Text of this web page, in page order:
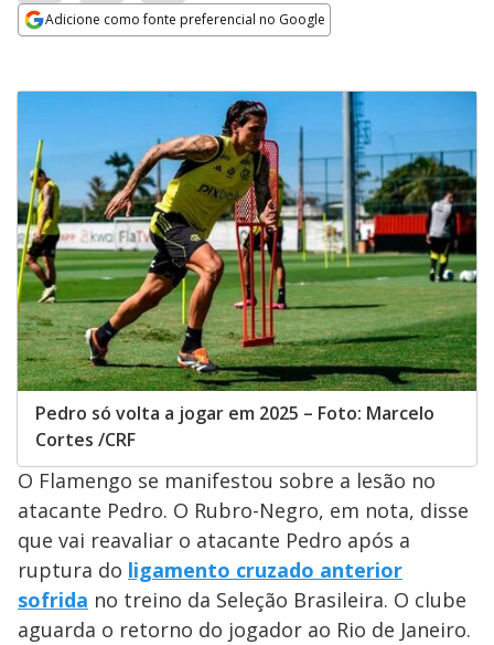
Adicione como fonte preferencial no Google
Pedro só volta a jogar em 2025 – Foto: Marcelo
Cortes /CRF
O Flamengo se manifestou sobre a lesão no
atacante Pedro. O Rubro-Negro, em nota, disse
que vai reavaliar o atacante Pedro após a
ruptura do ligamento cruzado anterior
sofrida no treino da Seleção Brasileira. O clube
aguarda o retorno do jogador ao Rio de Janeiro.